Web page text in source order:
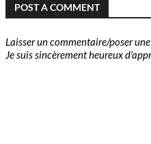
POST A COMMENT
Laisser un commentaire/poser
Je suis sincèrement heureux